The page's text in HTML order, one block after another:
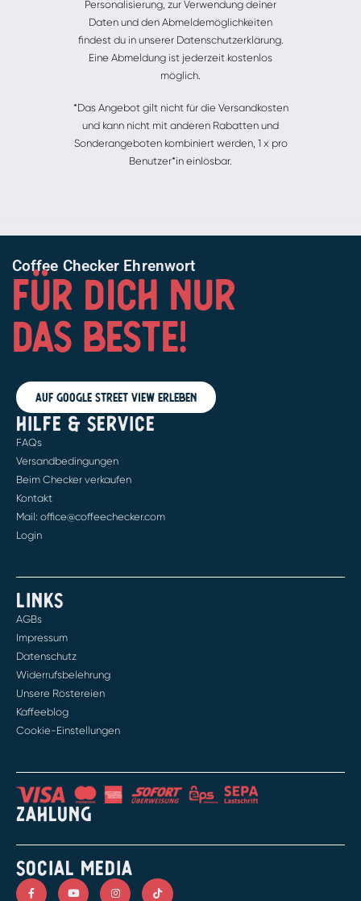
Personalisierung, zur Verwendung deiner
Daten und den Abmeldemöglichkeiten
findest du in unserer Datenschutzerklärung.
Eine Abmeldung ist jederzeit kostenlos
möglich.
*Das Angebot gilt nicht für die Versandkosten
und kann nicht mit anderen Rabatten und
Sonderangeboten kombiniert werden, 1 x pro
Benutzer*in einlösbar.
Coffee Checker Ehrenwort
FÜR DICH NUR
DAS BESTE!
Auf Google Street View erleben
HILFE & SERVICE
FAQs
Versandbedingungen
Beim Checker verkaufen
Kontakt
Mail: office@coffeechecker.com
Login
LINKS
AGBs
Impressum
Datenschutz
Widerrufsbelehrung
Unsere Röstereien
Kaffeeblog
Cookie-Einstellungen
ZAHLUNG
SOCIAL MEDIA